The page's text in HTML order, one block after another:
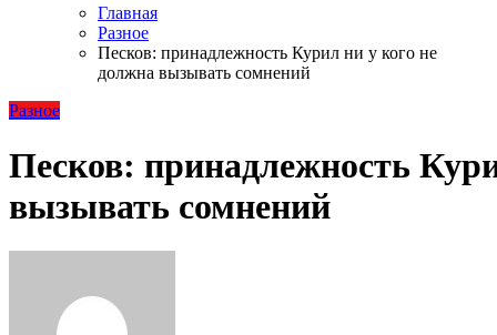
Главная
Разное
Песков: принадлежность Курил ни у кого не
должна вызывать сомнений
Разное
Песков: принадлежность
вызывать сомнений